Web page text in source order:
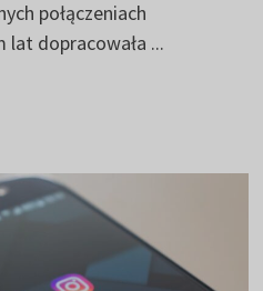
połączeniach
lat dopracowała ...